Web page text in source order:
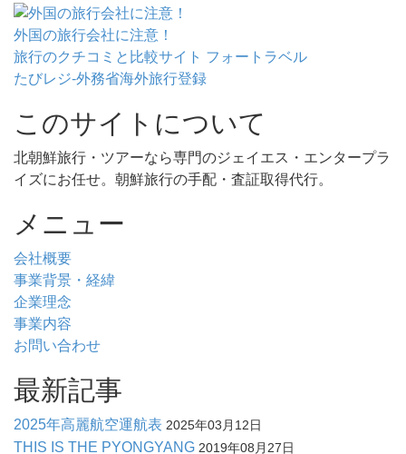
外国の旅行会社に注意！
旅行のクチコミと比較サイト フォートラベル
たびレジ-外務省海外旅行登録
このサイトについて
北朝鮮旅行・ツアーなら専門のジェイエス・エンタープラ
イズにお任せ。朝鮮旅行の手配・査証取得代行。
メニュー
会社概要
事業背景・経緯
企業理念
事業内容
お問い合わせ
最新記事
2025年高麗航空運航表 2025年03月12日
THIS IS THE PYONGYANG 2019年08月27日